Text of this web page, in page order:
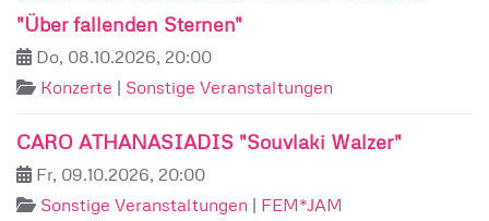
"Über fallenden Sternen"
Do, 08.10.2026, 20:00
Konzerte | Sonstige Veranstaltungen
CARO ATHANASIADIS "Souvlaki Walzer"
Fr, 09.10.2026, 20:00
Sonstige Veranstaltungen | FEM*JAM